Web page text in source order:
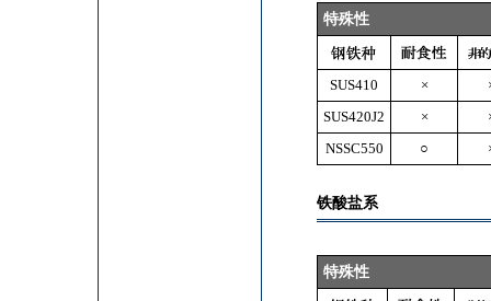
特殊性
SUS410 ×
SUS420J2
×
NSSC550
○
铁酸盐系
特殊性